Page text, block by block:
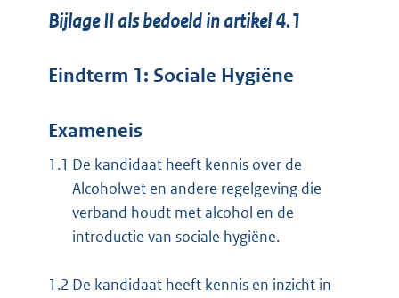
Bijlage II als bedoeld in artikel 4.1
Eindterm 1: Sociale Hygiëne
Exameneis
1.1 De kandidaat heeft kennis over de
Alcoholwet en andere regelgeving die
verband houdt met alcohol en de
introductie van sociale hygiëne.
1.2 De kandidaat heeft kennis en inzicht in